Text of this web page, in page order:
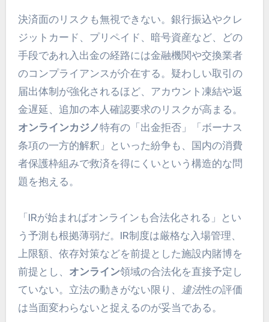
決済面のリスクも無視できない。銀行振込やクレ
ジットカード、プリペイド、暗号資産など、どの
手段であれ入出金の経路には金融機関や交換業者
のコンプライアンスが介在する。疑わしい取引の
届出体制が強化されるほど、アカウント凍結や返
金遅延、追加の本人確認要求のリスクが高まる。
オンラインカジノ特有の「出金拒否」「ボーナス
条項の一方的解釈」といった紛争も、国内の消費
者保護枠組みで救済を得にくいという構造的な問
題を抱える。
「IRが始まればオンラインも合法化される」とい
う予測も根拠薄弱だ。IR制度は厳格な入場管理、
上限額、依存対策などを前提とした施設内賭博を
前提とし、 オンライン領域の合法化を直接予定し
ていない。立法の動きがない限り、
違法性の評価
は当面変わらないと捉えるのが妥当である。